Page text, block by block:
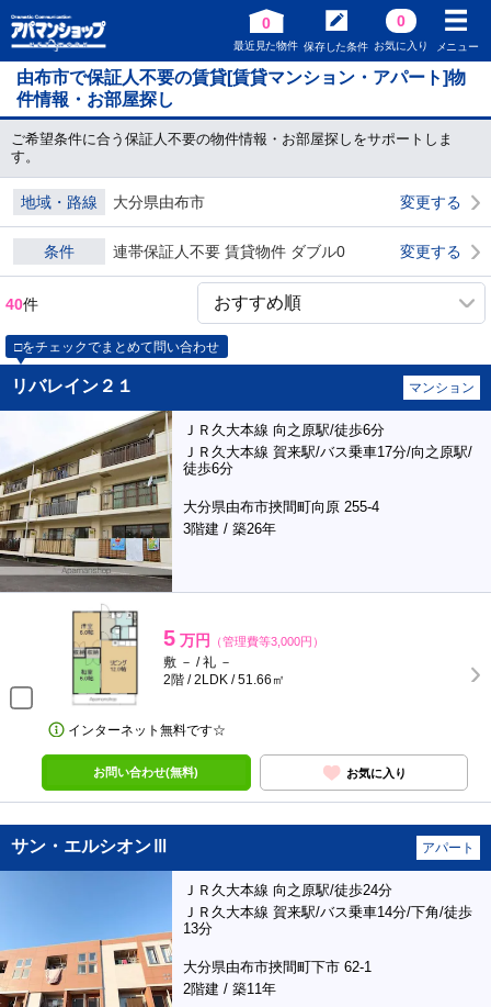
0
最近見た物件 保存した条件
0
お気に入り メニュー
由布市で保証人不要の賃貸[賃貸マンション・アパート]物
件情報・お部屋探し
ご希望条件に合う保証人不要の物件情報・お部屋探しをサポートしま
す。
地域・路線 大分県由布市 変更する
条件 連帯保証人不要 賃貸物件 ダブル0 変更する
40件
□をチェックでまとめて問い合わせ
リバレイン２１ マンション
ＪＲ久大本線 向之原駅/徒歩6分
ＪＲ久大本線 賀来駅/バス乗車17分/向之原駅/
徒歩6分
大分県由布市挾間町向原 255-4
3階建 / 築26年
5 万円 （管理費等3,000円）
敷 － / 礼 －
2階 / 2LDK / 51.66㎡
インターネット無料です☆
お問い合わせ(無料) お気に入り
サン・エルシオンⅢ アパート
ＪＲ久大本線 向之原駅/徒歩24分
ＪＲ久大本線 賀来駅/バス乗車14分/下角/徒歩
13分
大分県由布市挾間町下市 62-1
2階建 / 築11年